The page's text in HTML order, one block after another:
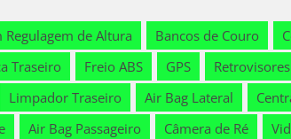
Regulagem de Altura Bancos de Couro
Traseiro Freio ABS GPS
Limpador Traseiro Air Bag Lateral
Air Bag Passageiro Câmera de Ré